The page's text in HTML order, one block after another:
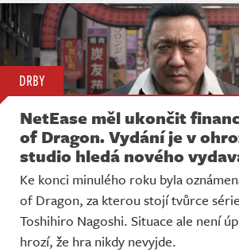
Recenze
Videa
Soutěže
Databáze
Komunita
Redakce
Živě
DRBY
NetEase měl ukončit
of Dragon. Vydání je v
studio hledá nového
Ke konci minulého roku byla
of Dragon, za kterou stojí tvůrce
Toshihiro Nagoshi. Situace ale není
hrozí, že hra nikdy nevyjde.